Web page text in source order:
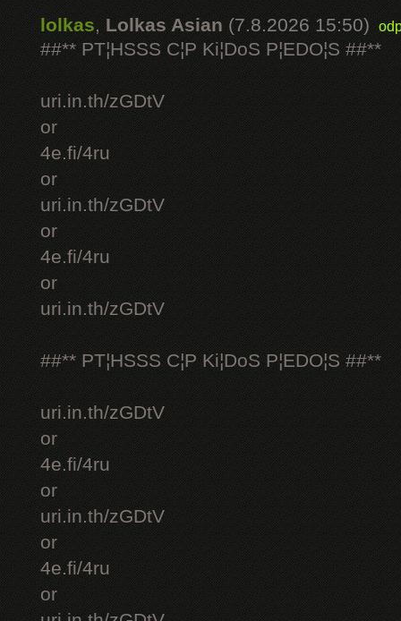
lolkas,Lolkas Asian (7.8.2026 15:50)
##** PT¦HSSS C¦P Ki¦DoS P¦EDO¦S ##**
uri.in.th/zGDtV
or
4e.fi/4ru
or
uri.in.th/zGDtV
or
4e.fi/4ru
or
uri.in.th/zGDtV
##** PT¦HSSS C¦P Ki¦DoS P¦EDO¦S ##**
uri.in.th/zGDtV
or
4e.fi/4ru
or
uri.in.th/zGDtV
or
4e.fi/4ru
or